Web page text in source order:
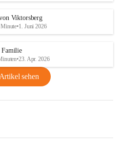
Viktorsberg
Minute•1. Juni 2026
Familie
•23. Apr. 2026
sehen